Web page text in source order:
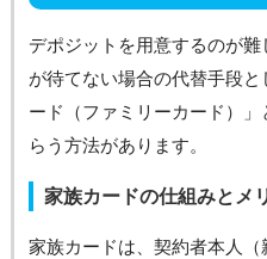
デポジットを用意するのが
が待てない場合の代替手段
ード（ファミリーカード）
らう方法があります。
家族カードの仕組みとメ
家族カードは、契約者本人